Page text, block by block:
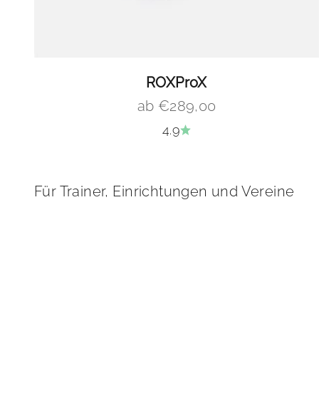
ROXProX
Angebot
ab €289,00
4.9